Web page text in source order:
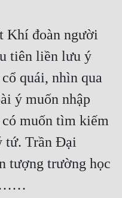
Khí đoàn người
tiên liền lưu ý
quái, nhìn qua
ý muốn nhập
muốn tìm kiếm
tứ. Trần Đại
tượng trường học